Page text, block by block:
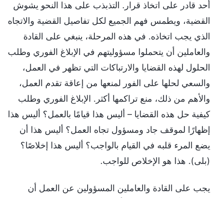
أحد قادر على اتخاذ قرار. التذبذب على هذا النحو يشوش
القضية، ويطمس فهم الجميع لكل تفاصيل القضية والاتجاه
الذي يجب اتخاذه. في هذه المرحلة، ينبغي على القادة
والعاملين أن يتحملوا مسؤوليتهم في الإبلاغ الفوري وطلب
الحلول لهذه القضايا والارتباكات التي تظهر في العمل،
والسعي لحلها على الفور لمنعها من إعاقة تقدم العمل،
والأهم من ذلك، منع تراكمها أكثر. الإبلاغ الفوري وطلب
كيفية حل هذه القضايا – أليس هذا قيامًا بالعمل؟ أليس هذا
إظهارًا لموقف جاد ومسؤول تجاه العمل؟ أليس هذا أن
يضع المرء قلبه في القيام بالواجب؟ أليس هذا إخلاصًا؟
(بلى). هذا هو الإخلاص للواجب.
يجب على القادة والعاملين المسؤولين عن العمل أن